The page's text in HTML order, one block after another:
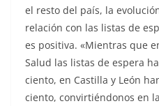
el resto del país, la
relación con las listas de
es positiva. «Mientras que
Salud las listas de espera
ciento, en Castilla y León
ciento, convirtiéndonos en